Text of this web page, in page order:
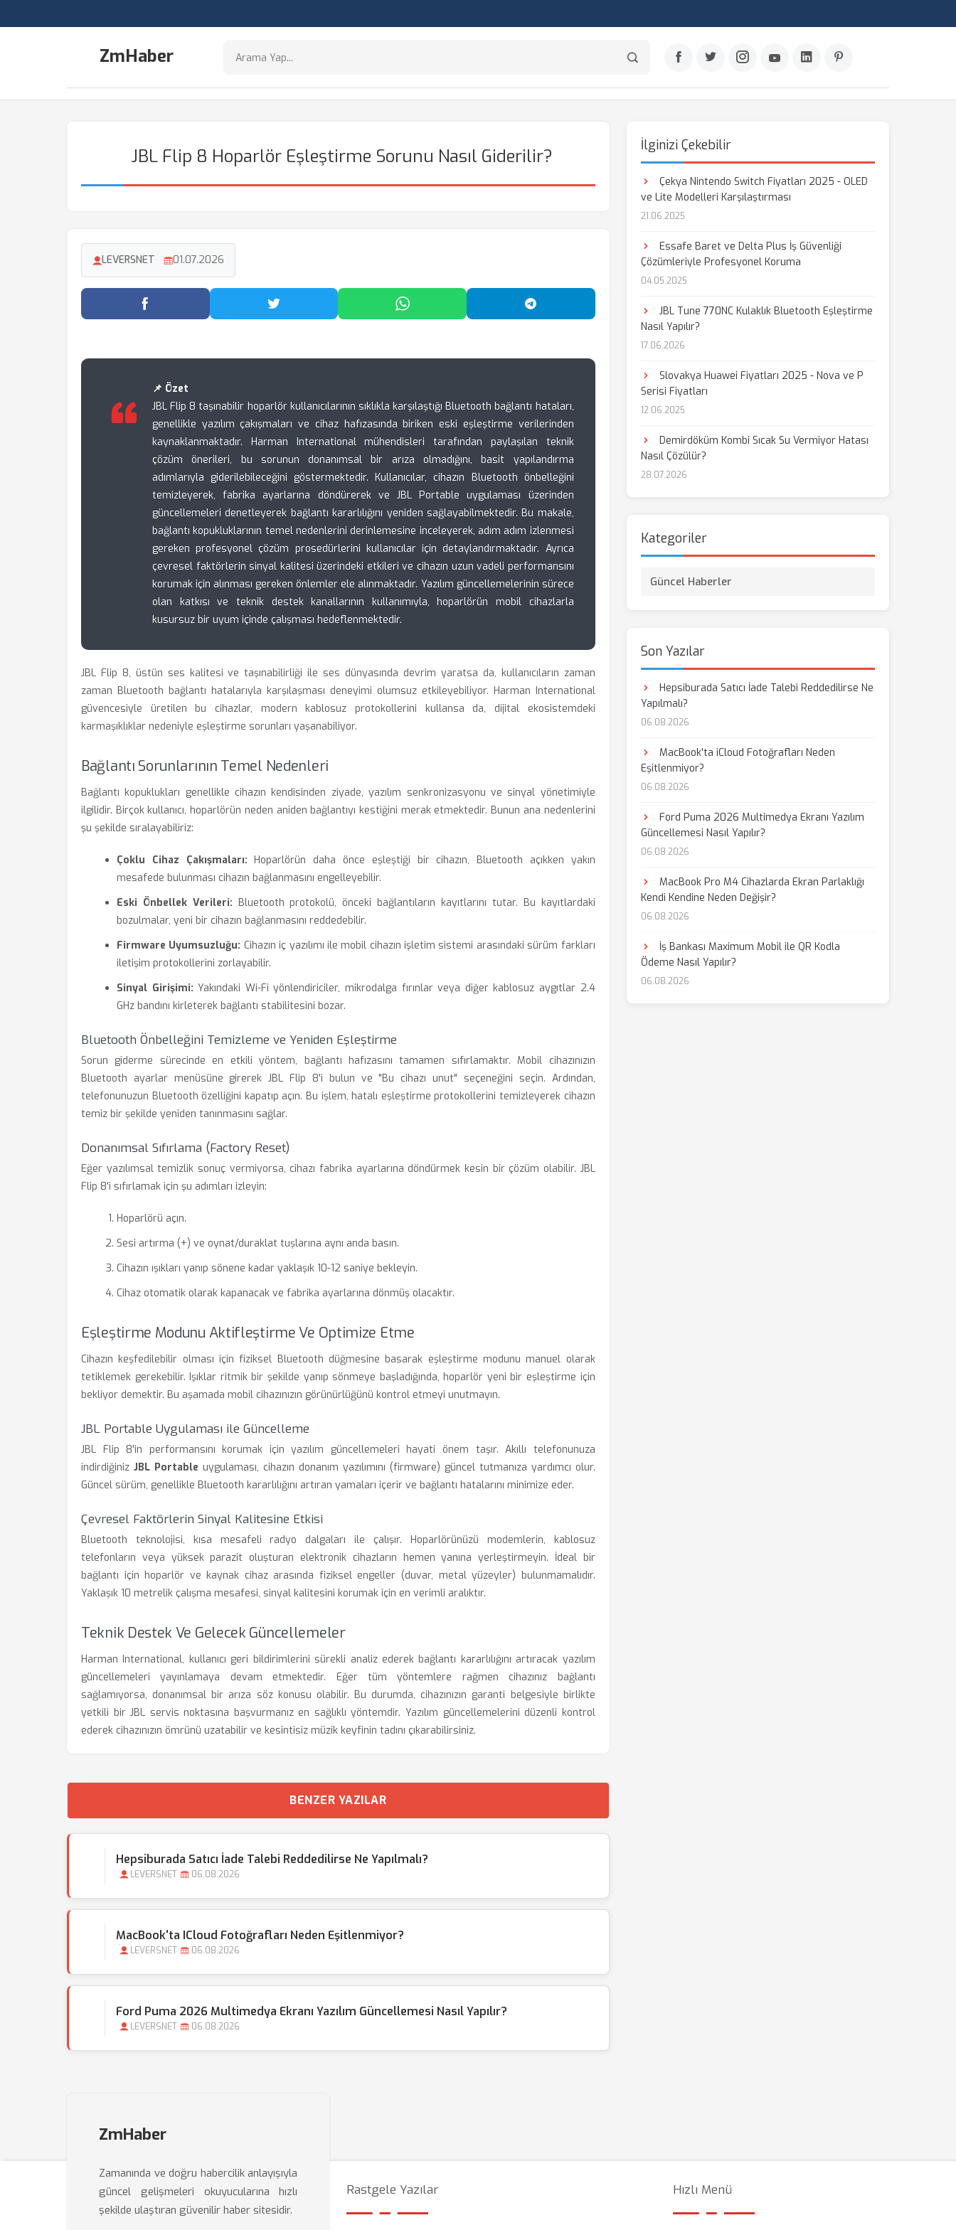
ZmHaber
JBL Flip 8 Hoparlör Eşleştirme Sorunu Nasıl Giderilir?
LEVERSNET 01.07.2026
Facebook'ta Paylaş Twitter'da Paylaş WhatsApp'ta Paylaş Telegram'da Paylaş
📌 Özet
JBL Flip 8 taşınabilir hoparlör kullanıcılarının sıklıkla karşılaştığı Bluetooth bağlantı hataları,
genellikle yazılım çakışmaları ve cihaz hafızasında biriken eski eşleştirme verilerinden
kaynaklanmaktadır. Harman International mühendisleri tarafından paylaşılan teknik
çözüm önerileri, bu sorunun donanımsal bir arıza olmadığını, basit yapılandırma
adımlarıyla giderilebileceğini göstermektedir. Kullanıcılar, cihazın Bluetooth önbelleğini
temizleyerek, fabrika ayarlarına döndürerek ve JBL Portable uygulaması üzerinden
güncellemeleri denetleyerek bağlantı kararlılığını yeniden sağlayabilmektedir. Bu makale,
bağlantı kopukluklarının temel nedenlerini derinlemesine inceleyerek, adım adım izlenmesi
gereken profesyonel çözüm prosedürlerini kullanıcılar için detaylandırmaktadır. Ayrıca
çevresel faktörlerin sinyal kalitesi üzerindeki etkileri ve cihazın uzun vadeli performansını
korumak için alınması gereken önlemler ele alınmaktadır. Yazılım güncellemelerinin sürece
olan katkısı ve teknik destek kanallarının kullanımıyla, hoparlörün mobil cihazlarla
kusursuz bir uyum içinde çalışması hedeflenmektedir.
JBL Flip 8, üstün ses kalitesi ve taşınabilirliği ile ses dünyasında devrim yaratsa da, kullanıcıların zaman
zaman Bluetooth bağlantı hatalarıyla karşılaşması deneyimi olumsuz etkileyebiliyor. Harman International
güvencesiyle üretilen bu cihazlar, modern kablosuz protokollerini kullansa da, dijital ekosistemdeki
karmaşıklıklar nedeniyle eşleştirme sorunları yaşanabiliyor.
Bağlantı Sorunlarının Temel Nedenleri
Bağlantı kopuklukları genellikle cihazın kendisinden ziyade, yazılım senkronizasyonu ve sinyal yönetimiyle
ilgilidir. Birçok kullanıcı, hoparlörün neden aniden bağlantıyı kestiğini merak etmektedir. Bunun ana nedenlerini
şu şekilde sıralayabiliriz:
Çoklu Cihaz Çakışmaları: Hoparlörün daha önce eşleştiği bir cihazın, Bluetooth açıkken yakın
mesafede bulunması cihazın bağlanmasını engelleyebilir.
Eski Önbellek Verileri: Bluetooth protokolü, önceki bağlantıların kayıtlarını tutar. Bu kayıtlardaki
bozulmalar, yeni bir cihazın bağlanmasını reddedebilir.
Firmware Uyumsuzluğu: Cihazın iç yazılımı ile mobil cihazın işletim sistemi arasındaki sürüm farkları
iletişim protokollerini zorlayabilir.
Sinyal Girişimi: Yakındaki Wi-Fi yönlendiriciler, mikrodalga fırınlar veya diğer kablosuz aygıtlar 2.4
GHz bandını kirleterek bağlantı stabilitesini bozar.
Bluetooth Önbelleğini Temizleme ve Yeniden Eşleştirme
Sorun giderme sürecinde en etkili yöntem, bağlantı hafızasını tamamen sıfırlamaktır. Mobil cihazınızın
Bluetooth ayarlar menüsüne girerek JBL Flip 8'i bulun ve "Bu cihazı unut" seçeneğini seçin. Ardından,
telefonunuzun Bluetooth özelliğini kapatıp açın. Bu işlem, hatalı eşleştirme protokollerini temizleyerek cihazın
temiz bir şekilde yeniden tanınmasını sağlar.
Donanımsal Sıfırlama (Factory Reset)
Eğer yazılımsal temizlik sonuç vermiyorsa, cihazı fabrika ayarlarına döndürmek kesin bir çözüm olabilir. JBL
Flip 8'i sıfırlamak için şu adımları izleyin:
Hoparlörü açın.
Sesi artırma (+) ve oynat/duraklat tuşlarına aynı anda basın.
Cihazın ışıkları yanıp sönene kadar yaklaşık 10-12 saniye bekleyin.
Cihaz otomatik olarak kapanacak ve fabrika ayarlarına dönmüş olacaktır.
Eşleştirme Modunu Aktifleştirme Ve Optimize Etme
Cihazın keşfedilebilir olması için fiziksel Bluetooth düğmesine basarak eşleştirme modunu manuel olarak
tetiklemek gerekebilir. Işıklar ritmik bir şekilde yanıp sönmeye başladığında, hoparlör yeni bir eşleştirme için
bekliyor demektir. Bu aşamada mobil cihazınızın görünürlüğünü kontrol etmeyi unutmayın.
JBL Portable Uygulaması ile Güncelleme
JBL Flip 8'in performansını korumak için yazılım güncellemeleri hayati önem taşır. Akıllı telefonunuza
indirdiğiniz JBL Portable uygulaması, cihazın donanım yazılımını (firmware) güncel tutmanıza yardımcı olur.
Güncel sürüm, genellikle Bluetooth kararlılığını artıran yamaları içerir ve bağlantı hatalarını minimize eder.
Çevresel Faktörlerin Sinyal Kalitesine Etkisi
Bluetooth teknolojisi, kısa mesafeli radyo dalgaları ile çalışır. Hoparlörünüzü modemlerin, kablosuz
telefonların veya yüksek parazit oluşturan elektronik cihazların hemen yanına yerleştirmeyin. İdeal bir
bağlantı için hoparlör ve kaynak cihaz arasında fiziksel engeller (duvar, metal yüzeyler) bulunmamalıdır.
Yaklaşık 10 metrelik çalışma mesafesi, sinyal kalitesini korumak için en verimli aralıktır.
Teknik Destek Ve Gelecek Güncellemeler
Harman International, kullanıcı geri bildirimlerini sürekli analiz ederek bağlantı kararlılığını artıracak yazılım
güncellemeleri yayınlamaya devam etmektedir. Eğer tüm yöntemlere rağmen cihazınız bağlantı
sağlamıyorsa, donanımsal bir arıza söz konusu olabilir. Bu durumda, cihazınızın garanti belgesiyle birlikte
yetkili bir JBL servis noktasına başvurmanız en sağlıklı yöntemdir. Yazılım güncellemelerini düzenli kontrol
ederek cihazınızın ömrünü uzatabilir ve kesintisiz müzik keyfinin tadını çıkarabilirsiniz.
BENZER YAZILAR
Hepsiburada Satıcı İade Talebi Reddedilirse Ne Yapılmalı?
LEVERSNET 06.08.2026
MacBook'ta ICloud Fotoğrafları Neden Eşitlenmiyor?
LEVERSNET 06.08.2026
Ford Puma 2026 Multimedya Ekranı Yazılım Güncellemesi Nasıl Yapılır?
LEVERSNET 06.08.2026
İlginizi Çekebilir
Çekya Nintendo Switch Fiyatları 2025 - OLED
ve Lite Modelleri Karşılaştırması
21.06.2025
Essafe Baret ve Delta Plus İş Güvenliği
Çözümleriyle Profesyonel Koruma
04.05.2025
JBL Tune 770NC Kulaklık Bluetooth Eşleştirme
Nasıl Yapılır?
17.06.2026
Slovakya Huawei Fiyatları 2025 - Nova ve P
Serisi Fiyatları
12.06.2025
Demirdöküm Kombi Sıcak Su Vermiyor Hatası
Nasıl Çözülür?
28.07.2026
Kategoriler
Güncel Haberler
Son Yazılar
Hepsiburada Satıcı İade Talebi Reddedilirse Ne
Yapılmalı?
06.08.2026
MacBook'ta iCloud Fotoğrafları Neden
Eşitlenmiyor?
06.08.2026
Ford Puma 2026 Multimedya Ekranı Yazılım
Güncellemesi Nasıl Yapılır?
06.08.2026
MacBook Pro M4 Cihazlarda Ekran Parlaklığı
Kendi Kendine Neden Değişir?
06.08.2026
İş Bankası Maximum Mobil ile QR Kodla
Ödeme Nasıl Yapılır?
06.08.2026
ZmHaber
Zamanında ve doğru habercilik anlayışıyla
güncel gelişmeleri okuyucularına hızlı
şekilde ulaştıran güvenilir haber sitesidir.
Rastgele Yazılar Hızlı Menü